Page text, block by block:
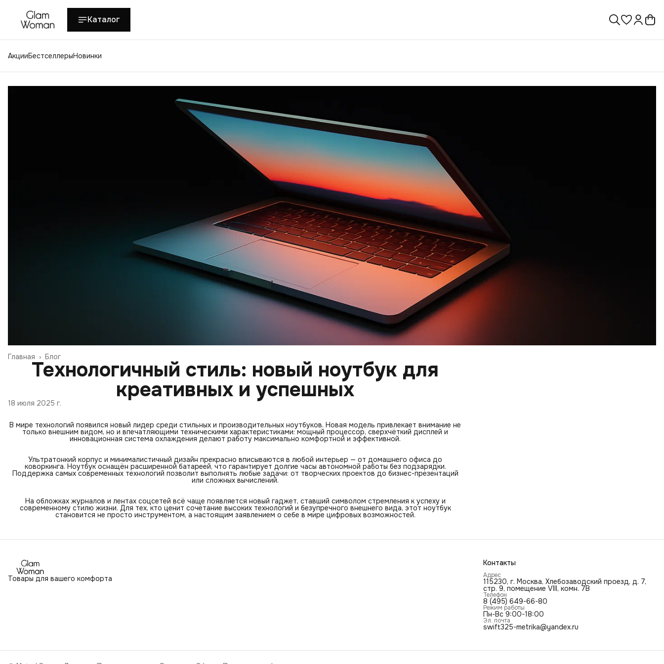
Каталог
АкцииБестселлерыНовинки
Блог
Главная ›
Технологичный стиль: новый ноутбук для
креативных и успешных
18 июля 2025 г.
В мире технологий появился новый лидер среди стильных и производительных ноутбуков. Новая модель привлекает внимание не
только внешним видом, но и впечатляющими техническими характеристиками: мощный процессор, сверхчёткий дисплей и
инновационная система охлаждения делают работу максимально комфортной и эффективной.
Ультратонкий корпус и минималистичный дизайн прекрасно вписываются в любой интерьер — от домашнего офиса до
коворкинга. Ноутбук оснащён расширенной батареей, что гарантирует долгие часы автономной работы без подзарядки.
Поддержка самых современных технологий позволит выполнять любые задачи: от творческих проектов до бизнес-презентаций
или сложных вычислений.
На обложках журналов и лентах соцсетей всё чаще появляется новый гаджет, ставший символом стремления к успеху и
современному стилю жизни. Для тех, кто ценит сочетание высоких технологий и безупречного внешнего вида, этот ноутбук
становится не просто инструментом, а настоящим заявлением о себе в мире цифровых возможностей.
Товары для вашего комфорта
Контакты
Адрес
115230, г. Москва, Хлебозаводский проезд, д. 7,
стр. 9, помещение VIII, комн. 7В
Телефон
8 (495) 649-66-80
Режим работы
Пн-Вс 9:00-18:00
Эл. почта
swift325-metrika@yandex.ru